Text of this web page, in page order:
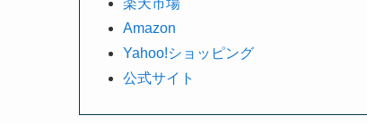
Amazon
Yahoo!ショッピング
公式サイト